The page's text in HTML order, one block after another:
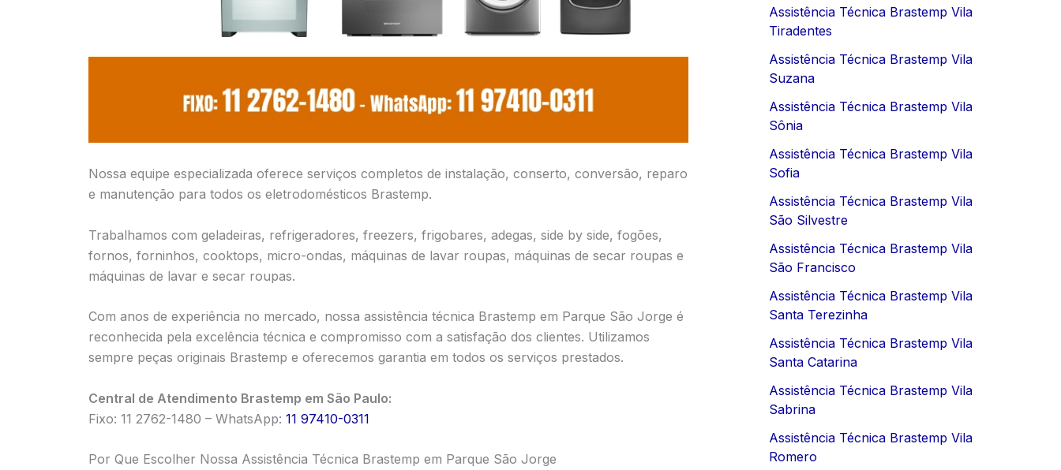
Nossa equipe especializada oferece serviços completos de instalação, conserto, conversão, reparo
e manutenção para todos os eletrodomésticos Brastemp.
Trabalhamos com geladeiras, refrigeradores, freezers, frigobares, adegas, side by side, fogões,
fornos, forninhos, cooktops, micro-ondas, máquinas de lavar roupas, máquinas de secar roupas e
máquinas de lavar e secar roupas.
Com anos de experiência no mercado, nossa assistência técnica Brastemp em Parque São Jorge é
reconhecida pela excelência técnica e compromisso com a satisfação dos clientes. Utilizamos
sempre peças originais Brastemp e oferecemos garantia em todos os serviços prestados.
Central de Atendimento Brastemp em São Paulo:
Fixo: 11 2762-1480 – WhatsApp: 11 97410-0311
Por Que Escolher Nossa Assistência Técnica Brastemp em Parque São Jorge
Assistência Técnica Brastemp Vila
Tiradentes
Assistência Técnica Brastemp Vila
Suzana
Assistência Técnica Brastemp Vila
Sônia
Assistência Técnica Brastemp Vila
Sofia
Assistência Técnica Brastemp Vila
São Silvestre
Assistência Técnica Brastemp Vila
São Francisco
Assistência Técnica Brastemp Vila
Santa Terezinha
Assistência Técnica Brastemp Vila
Santa Catarina
Assistência Técnica Brastemp Vila
Sabrina
Assistência Técnica Brastemp Vila
Romero